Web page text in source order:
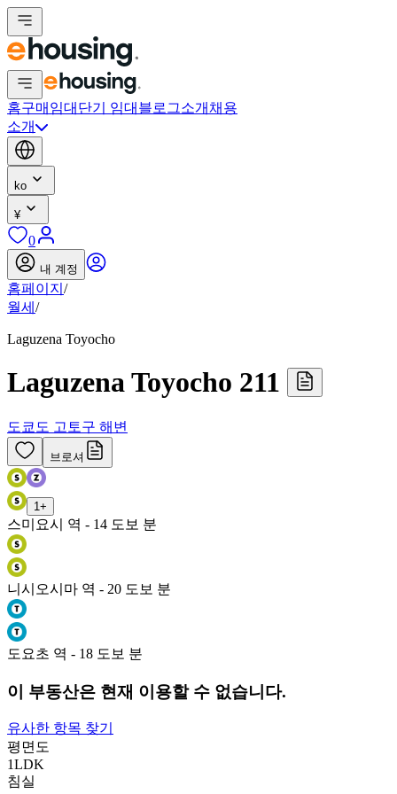
홈구매 임대 단기 임대 블로그소개 채용
소개
ko
¥
0
내 계정
홈페이지 /
월세 /
Laguzena Toyocho
Laguzena Toyocho 211
도쿄도 고토구 해변
브로셔
1 +
스미요시 역 - 14 도보 분
니시오시마 역 - 20 도보 분
도요초 역 - 18 도보 분
이 부동산은 현재 이용할 수 없습니다.
유사한 항목 찾기
평면도
1LDK
침실